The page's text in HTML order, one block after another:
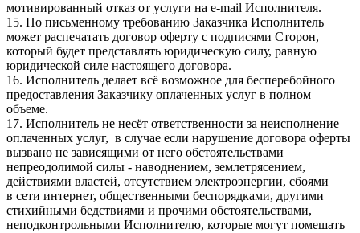
мотивированный отказ от услуги на e-mail Исполнителя.
15. По письменному требованию Заказчика Исполнитель
может распечатать договор оферту с подписями Сторон,
который будет представлять юридическую силу, равную
юридической силе настоящего договора.
16. Исполнитель делает всё возможное для бесперебойного
предоставления Заказчику оплаченных услуг в полном
объеме.
17. Исполнитель не несёт ответственности за неисполнение
оплаченных услуг, в случае если нарушение договора оферты
вызвано не зависящими от него обстоятельствами
непреодолимой силы - наводнением, землетрясением,
действиями властей, отсутствием электроэнергии, сбоями
в сети интернет, общественными беспорядками, другими
стихийными бедствиями и прочими обстоятельствами,
неподконтрольными Исполнителю, которые могут помешать